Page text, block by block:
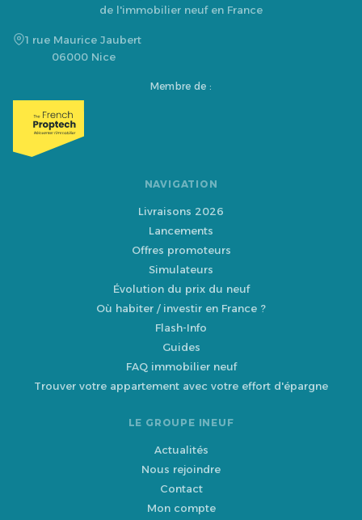
de l'immobilier neuf en France
1 rue Maurice Jaubert
06000 Nice
Membre de :
NAVIGATION
Livraisons 2026
Lancements
Offres promoteurs
Simulateurs
Évolution du prix du neuf
Où habiter / investir en France ?
Flash-Info
Guides
FAQ immobilier neuf
Trouver votre appartement avec votre effort d'épargne
LE GROUPE INEUF
Actualités
Nous rejoindre
Contact
Mon compte